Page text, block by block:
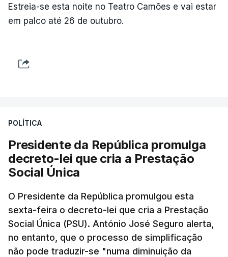
Estreia-se esta noite no Teatro Camões e vai estar
em palco até 26 de outubro.
POLÍTICA
Presidente da República promulga
decreto-lei que cria a Prestação
Social Única
O Presidente da República promulgou esta
sexta-feira o decreto-lei que cria a Prestação
Social Única (PSU). António José Seguro alerta,
no entanto, que o processo de simplificação
não pode traduzir-se "numa diminuição da